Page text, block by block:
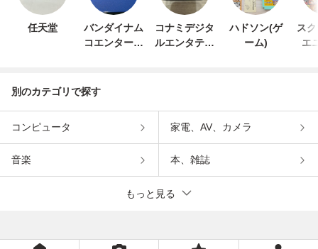
任天堂
バンダイナム
コエンターテ
コナミデジタ
ルエンタテイ
ハドソン(ゲ
ーム)
ス
エ
別のカテゴリで探す
コンピュータ 家電、AV、カメラ
音楽 本、雑誌
もっと見る